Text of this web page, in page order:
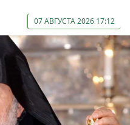
07 АВГУСТА 2026 17:12